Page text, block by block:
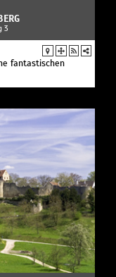
3
fantastischen